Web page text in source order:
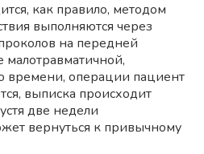
как правило, методом
выполняются через
на передней
времени, операции пациент
выписка происходит
две недели
вернуться к привычному